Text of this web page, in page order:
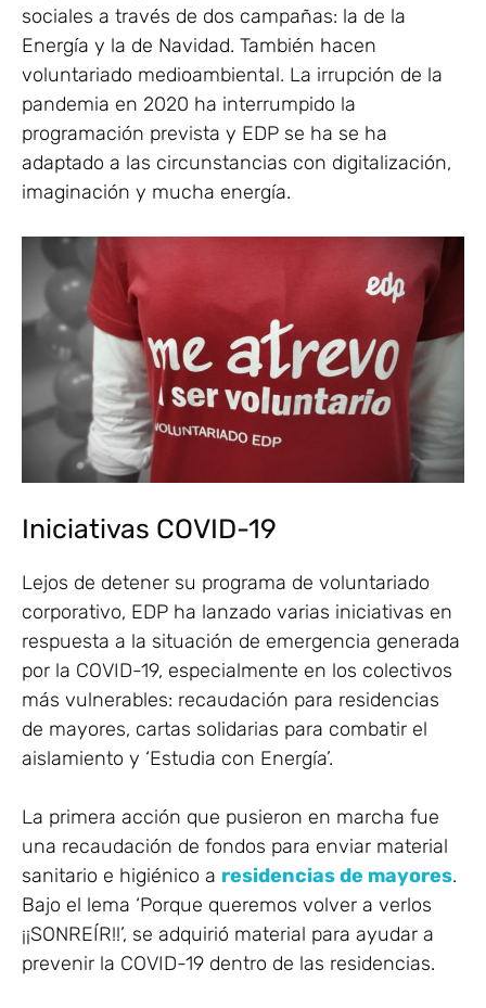
sociales a través de dos campañas: la de la
Energía y la de Navidad. También hacen
voluntariado medioambiental. La irrupción de la
pandemia en 2020 ha interrumpido la
programación prevista y EDP se ha se ha
adaptado a las circunstancias con digitalización,
imaginación y mucha energía.
Iniciativas COVID-19
Lejos de detener su programa de voluntariado
corporativo, EDP ha lanzado varias iniciativas en
respuesta a la situación de emergencia generada
por la COVID-19, especialmente en los colectivos
más vulnerables: recaudación para residencias
de mayores, cartas solidarias para combatir el
aislamiento y ‘Estudia con Energía’.
La primera acción que pusieron en marcha fue
una recaudación de fondos para enviar material
sanitario e higiénico a residencias de mayores.
Bajo el lema ‘Porque queremos volver a verlos
¡¡SONREÍR!!’, se adquirió material para ayudar a
prevenir la COVID-19 dentro de las residencias.